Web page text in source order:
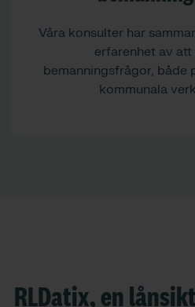
Våra konsulter har
erfarenhet av
bemanningsfrågor, både
kommunala
RLDatix, en